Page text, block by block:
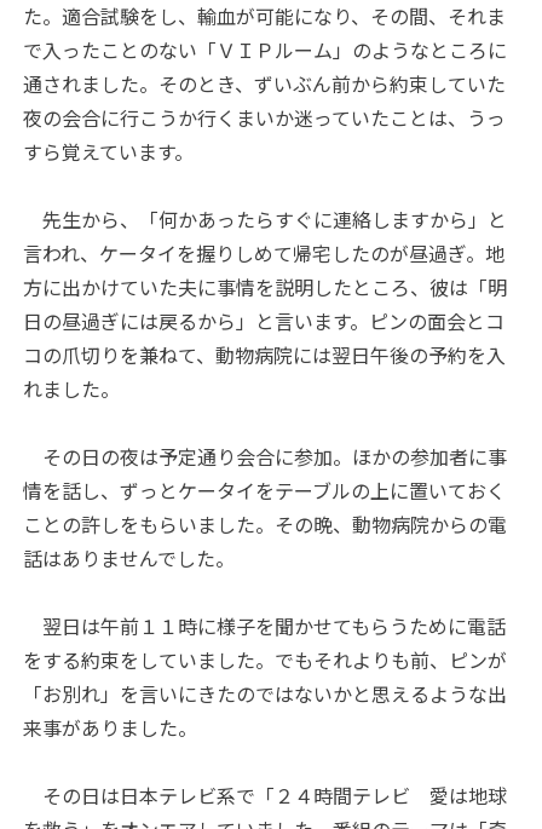
た。適合試験をし、輸血が可能になり、その間、それま
で入ったことのない「ＶＩＰルーム」のようなところに
通されました。そのとき、ずいぶん前から約束していた
夜の会合に行こうか行くまいか迷っていたことは、うっ
すら覚えています。
先生から、「何かあったらすぐに連絡しますから」と
言われ、ケータイを握りしめて帰宅したのが昼過ぎ。地
方に出かけていた夫に事情を説明したところ、彼は「明
日の昼過ぎには戻るから」と言います。ピンの面会とコ
コの爪切りを兼ねて、動物病院には翌日午後の予約を入
れました。
その日の夜は予定通り会合に参加。ほかの参加者に事
情を話し、ずっとケータイをテーブルの上に置いておく
ことの許しをもらいました。その晩、動物病院からの電
話はありませんでした。
翌日は午前１１時に様子を聞かせてもらうために電話
をする約束をしていました。でもそれよりも前、ピンが
「お別れ」を言いにきたのではないかと思えるような出
来事がありました。
その日は日本テレビ系で「２４時間テレビ 愛は地球